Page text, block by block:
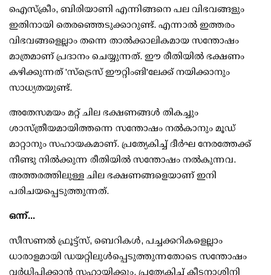
ഐസ്‌ക്രീം, ബിരിയാണി എന്നിങ്ങനെ പല വിഭവങ്ങളും
ഇതിനായി തെരഞ്ഞെടുക്കാറുണ്ട്. എന്നാല്‍ ഇത്തരം
വിഭവങ്ങളെല്ലാം തന്നെ താല്‍ക്കാലികമായ സന്തോഷം
മാത്രമാണ് പ്രദാനം ചെയ്യുന്നത്. ഈ രീതിയില്‍ ഭക്ഷണം
കഴിക്കുന്നത് 'സ്‌ട്രെസ് ഈറ്റിംങി'ലേക്ക് നയിക്കാനും
സാധ്യതയുണ്ട്.
അതേസമയം മറ്റ് ചില ഭക്ഷണങ്ങള്‍ തികച്ചും
ശാസ്ത്രീയമായിത്തന്നെ സന്തോഷം നല്‍കാനും മൂഡ്
മാറ്റാനും സഹായകമാണ്. പ്രത്യേകിച്ച് ദീര്‍ഘ നേരത്തേക്ക്
നീണ്ടു നില്‍ക്കുന്ന രീതിയില്‍ സന്തോഷം നല്‍കുന്നവ.
അത്തരത്തിലുള്ള ചില ഭക്ഷണങ്ങളെയാണ് ഇനി
പരിചയപ്പെടുത്തുന്നത്.
ഒന്ന്...
സീസണല്‍ ഫ്രൂട്ട്സ്, ബെറികള്‍, പച്ചക്കറികളെല്ലാം
ധാരാളമായി ഡയറ്റിലുള്‍പ്പെടുത്തുന്നതോടെ സന്തോഷം
വര്‍ധിപ്പിക്കാന്‍ സഹായിക്കും. പ്രത്യേകിച്ച് കീടനാശിനി